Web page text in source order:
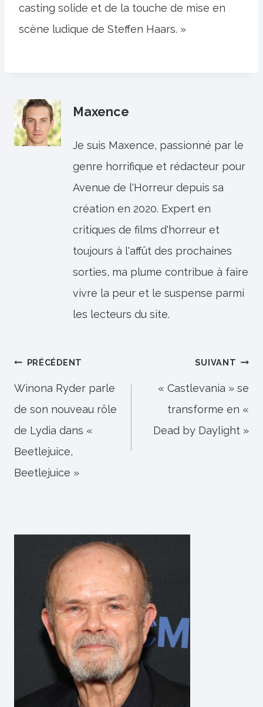
casting solide et de la touche de mise en
scène ludique de Steffen Haars. »
Maxence
Je suis Maxence, passionné par le
genre horrifique et rédacteur pour
Avenue de l'Horreur depuis sa
création en 2020. Expert en
critiques de films d'horreur et
toujours à l'affût des prochaines
sorties, ma plume contribue à faire
vivre la peur et le suspense parmi
les lecteurs du site.
Navigation
de
l’article
PRÉCÉDENT
Winona Ryder parle
de son nouveau rôle
de Lydia dans «
Beetlejuice,
Beetlejuice »
SUIVANT
« Castlevania » se
transforme en «
Dead by Daylight »